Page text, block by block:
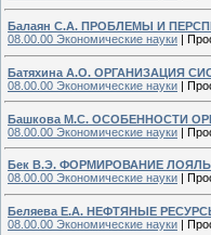
Балаян С.А. ПРОБЛЕМЫ И
08.00.00 Экономические науки
Батяхина А.О. ОРГАНИЗАЦИЯ
08.00.00 Экономические науки |
Башкова М.С. ОСОБЕННОСТИ
08.00.00 Экономические науки |
Бек В.Э. ФОРМИРОВАНИЕ
08.00.00 Экономические науки
Беляева Е.А. НЕФТЯНЫЕ
08.00.00 Экономические науки |